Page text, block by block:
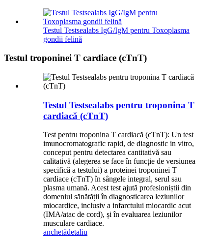
Testul Testsealabs IgG/IgM pentru Toxoplasma
gondii felină
Testul troponinei T cardiace (cTnT)
Testul Testsealabs pentru troponina T
cardiacă (cTnT)
Test pentru troponina T cardiacă (cTnT): Un test
imunocromatografic rapid, de diagnostic in vitro,
conceput pentru detectarea cantitativă sau
calitativă (alegerea se face în funcție de versiunea
specifică a testului) a proteinei troponinei T
cardiace (cTnT) în sângele integral, serul sau
plasma umană. Acest test ajută profesioniștii din
domeniul sănătății în diagnosticarea leziunilor
miocardice, inclusiv a infarctului miocardic acut
(IMA/atac de cord), și în evaluarea leziunilor
musculare cardiace.
anchetădetaliu